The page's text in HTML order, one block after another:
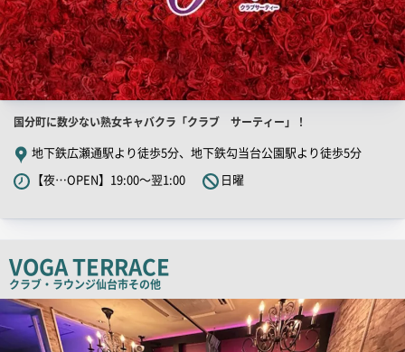
店
舗
PR
キ
コ
ピ
ー
国分町に数少ない熟女キャバクラ「クラブ サーティー」！
地下鉄広瀬通駅より徒歩5分、地下鉄勾当台公園駅より徒歩5分
【夜…OPEN】19:00～翌1:00
日曜
VOGA TERRACE
クラブ・ラウンジ仙台市その他
店
舗
PR
画